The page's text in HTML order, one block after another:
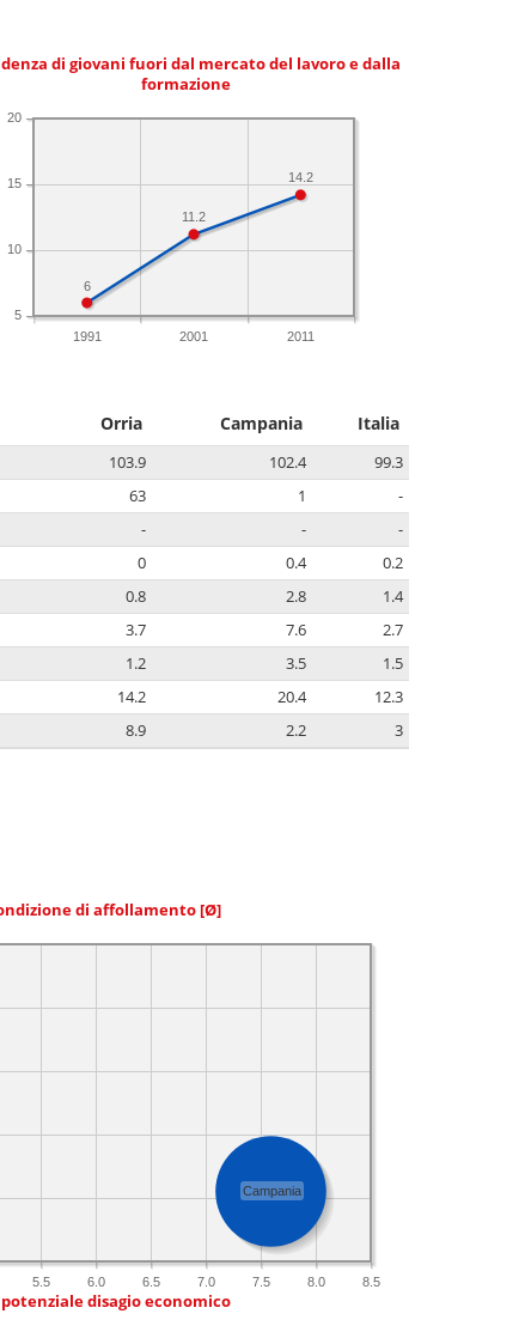
di giovani fuori dal mercato del lavoro e dalla
formazione
1991 2001 2011
5
10
15
20
14.2
11.2
6
Orria Campania Italia
103.9 102.4
99.3
63 1
-
- -
-
0 0.4
0.2
0.8 2.8
1.4
3.7 7.6
2.7
1.2 3.5
1.5
14.2 20.4
12.3
8.9 2.2 3
di affollamento [Ø]
5.5 6.0 6.5 7.0 7.5 8.0 8.5
Campania
disagio economico